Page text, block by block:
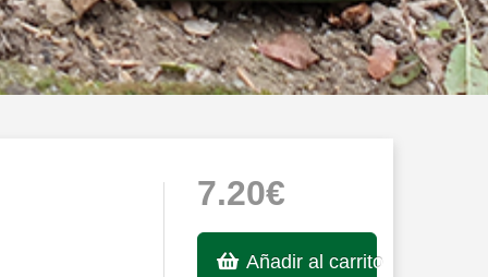
7.20€
Añadir al carrito